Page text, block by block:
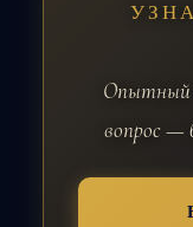
Опытный
вопрос —